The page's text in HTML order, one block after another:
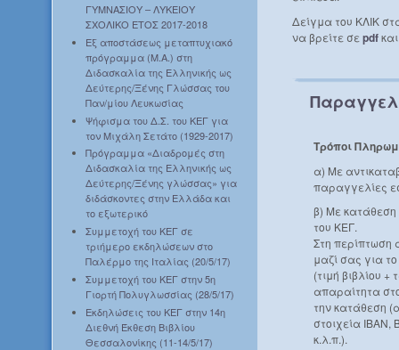
ΓΥΜΝΑΣΙΟΥ – ΛΥΚΕΙΟΥ
ΣΧΟΛΙΚΟ ΕΤΟΣ 2017-2018
Εξ αποστάσεως μεταπτυχιακό
πρόγραμμα (Μ.Α.) στη
Διδασκαλία της Ελληνικής ως
Δεύτερης/Ξένης Γλώσσας του
Παν/μίου Λευκωσίας
Ψήφισμα του Δ.Σ. του ΚΕΓ για
τον Μιχάλη Σετάτο (1929-2017)
Πρόγραμμα «Διαδρομές στη
Διδασκαλία της Ελληνικής ως
Δεύτερης/Ξένης γλώσσας» για
διδάσκοντες στην Ελλάδα και
το εξωτερικό
Συμμετοχή του ΚΕΓ σε
τριήμερο εκδηλώσεων στο
Παλέρμο της Ιταλίας (20/5/17)
Συμμετοχή του ΚΕΓ στην 5η
Γιορτή Πολυγλωσσίας (28/5/17)
Εκδηλώσεις του ΚΕΓ στην 14η
Διεθνή Έκθεση Βιβλίου
Θεσσαλονίκης (11-14/5/17)
Δείγμα του ΚΛΙΚ
να βρείτε σε pdf
Τρόποι
α) Με
παραγγελίες
β) Με κατάθεση
του ΚΕΓ.
Στη περίπτωση
μαζί σας για
(τιμή βιβλίου
απαραίτητα
την κατάθεση
στοιχεία IBAN,
κ.λ.π.).